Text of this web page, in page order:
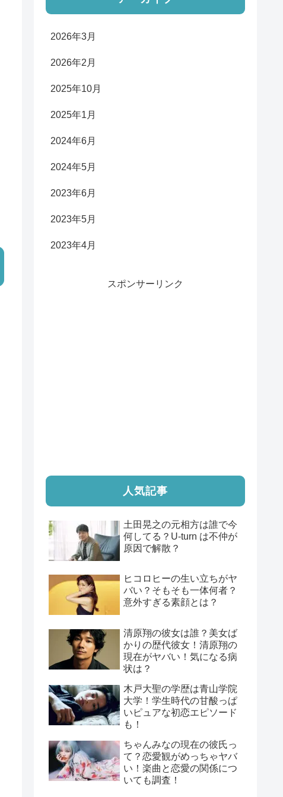
2026年3月
2026年2月
2025年10月
2025年1月
2024年6月
2024年5月
2023年6月
2023年5月
2023年4月
スポンサーリンク
人気記事
土田晃之の元相方は誰で今
何してる？U-turn は不仲が
原因で解散？
ヒコロヒーの生い立ちがヤ
バい？そもそも一体何者？
意外すぎる素顔とは？
清原翔の彼女は誰？美女ば
かりの歴代彼女！清原翔の
現在がヤバい！気になる病
状は？
木戸大聖の学歴は青山学院
大学！学生時代の甘酸っぱ
いピュアな初恋エピソード
も！
ちゃんみなの現在の彼氏っ
て？恋愛観がめっちゃヤバ
い！楽曲と恋愛の関係につ
いても調査！